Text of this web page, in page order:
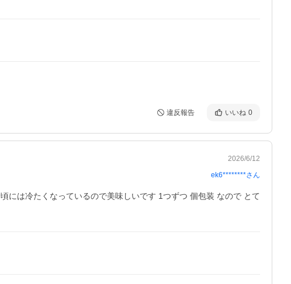
違反報告 いいね 0
2026/6/12
ek6********さん
には冷たくなっているので美味しいです 1つずつ 個包装 なので とて